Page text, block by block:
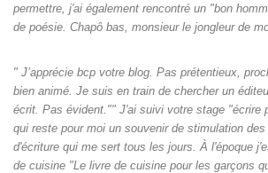
permettre, j'ai également rencontré un "bon
de poésie. Chapô bas, monsieur le jongleur de
" J’apprécie bcp votre blog. Pas prétentieux,
bien animé. Je suis en train de chercher un
écrit. Pas évident."" J'ai suivi votre stage "écrire
qui reste pour moi un souvenir de stimulation
d'écriture qui me sert tous les jours. À l'époque
de cuisine "Le livre de cuisine pour les garçons